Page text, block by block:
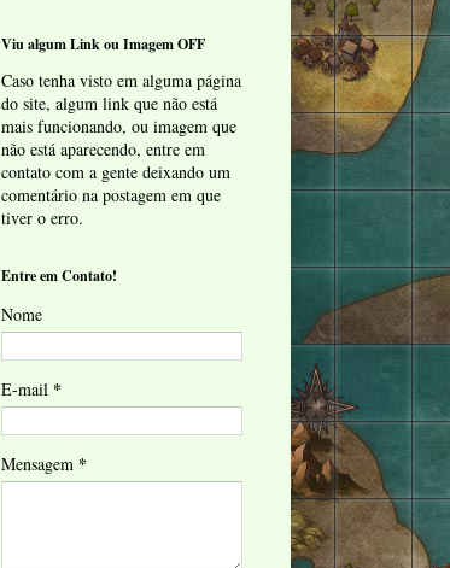
Viu algum Link ou Imagem OFF
Caso tenha visto em alguma página
do site, algum link que não está
mais funcionando, ou imagem que
não está aparecendo, entre em
contato com a gente deixando um
comentário na postagem em que
tiver o erro.
Entre em Contato!
Nome
E-mail *
Mensagem *